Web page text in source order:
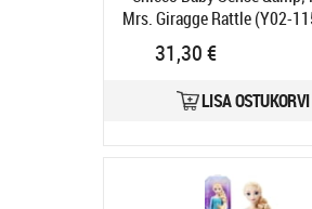
Mrs. Giragge Rattle (Y02-
Tootekood:
Tarneaeg 6-9 tp
31,30 €
LISA OSTUKORVI